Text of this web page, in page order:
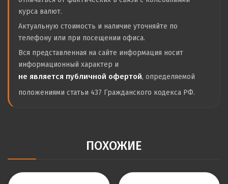
курса валют.
Актуальную стоимость и наличие уточняйте по
телефону или при посещении офиса.
Вся представленная на сайте информация носит
информационный характер и
не является публичной офертой, определяемой
положениями статьи 437 Гражданского кодекса РФ.
ПОХОЖИЕ